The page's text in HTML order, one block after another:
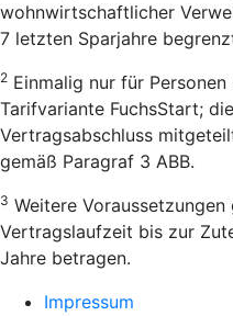
wohnwirtschaftlicher
7 letzten Sparjahre
2 Einmalig nur für
Tarifvariante FuchsStart;
Vertragsabschluss
gemäß Paragraf 3 ABB.
3 Weitere
Vertragslaufzeit bis zur
Jahre betragen.
Impressum